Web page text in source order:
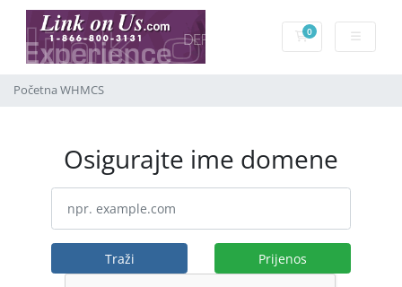
0Košarica
Početna WHMCS
Osigurajte ime domene
Traži Prijenos